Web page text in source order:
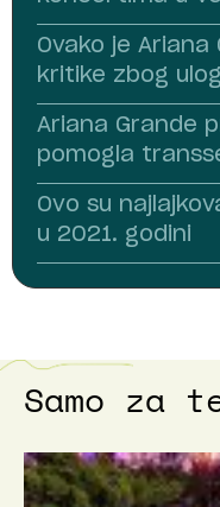
Ovako je
kritike zbog
Ariana Grande
pomogla
Ovo su
u 2021. godini
Samo za